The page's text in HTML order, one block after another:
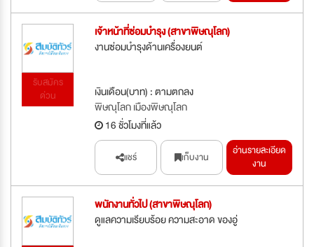
รับสมัคร
ด่วน
เจ้าหน้าที่ซ่อมบำรุง (สาขาพิษณุโลก)
งานซ่อมบำรุงด้านเครื่องยนต์
เงินเดือน(บาท) : ตามตกลง
พิษณุโลก เมืองพิษณุโลก
16 ชั่วโมงที่แล้ว
แชร์ เก็บงาน
อ่านรายละเอียด
งาน
พนักงานทั่วไป (สาขาพิษณุโลก)
ดูแลความเรียบร้อย ความสะอาด ของอู่